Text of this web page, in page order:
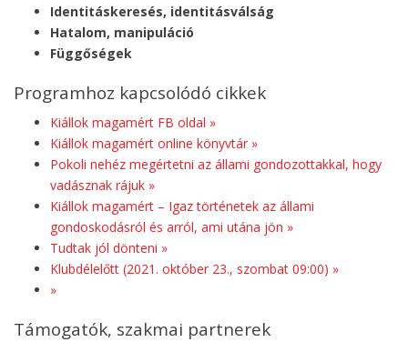
Identitáskeresés, identitásválság
Hatalom, manipuláció
Függőségek
Programhoz kapcsolódó cikkek
Kiállok magamért FB oldal »
Kiállok magamért online könyvtár »
Pokoli nehéz megértetni az állami gondozottakkal, hogy
vadásznak rájuk »
Kiállok magamért – Igaz történetek az állami
gondoskodásról és arról, ami utána jön »
Tudtak jól dönteni »
Klubdélelőtt (2021. október 23., szombat 09:00) »
»
Támogatók, szakmai partnerek